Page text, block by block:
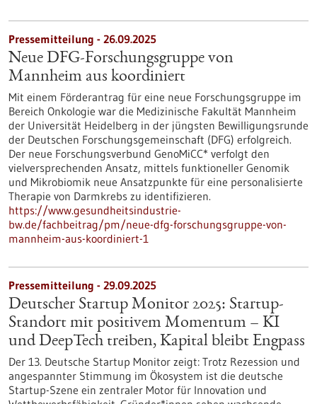
Pressemitteilung - 26.09.2025
Neue DFG-Forschungsgruppe von
Mannheim aus koordiniert
Mit einem Förderantrag für eine neue Forschungsgruppe im
Bereich Onkologie war die Medizinische Fakultät Mannheim
der Universität Heidelberg in der jüngsten Bewilligungsrunde
der Deutschen Forschungsgemeinschaft (DFG) erfolgreich.
Der neue Forschungsverbund GenoMiCC* verfolgt den
vielversprechenden Ansatz, mittels funktioneller Genomik
und Mikrobiomik neue Ansatzpunkte für eine personalisierte
Therapie von Darmkrebs zu identifizieren.
https://www.gesundheitsindustrie-
bw.de/fachbeitrag/pm/neue-dfg-forschungsgruppe-von-
mannheim-aus-koordiniert-1
Pressemitteilung - 29.09.2025
Deutscher Startup Monitor 2025: Startup-
Standort mit positivem Momentum – KI
und DeepTech treiben, Kapital bleibt Engpass
Der 13. Deutsche Startup Monitor zeigt: Trotz Rezession und
angespannter Stimmung im Ökosystem ist die deutsche
Startup-Szene ein zentraler Motor für Innovation und